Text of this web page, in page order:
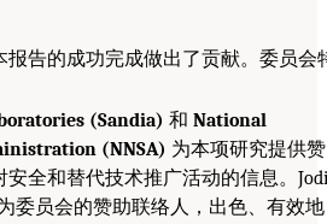
报告的成功完成做出了贡献。委员会
(Sandia) 和 National
(NNSA) 为本项研究提供赞
全和替代技术推广活动的信息。Jodi
委员会的赞助联络人，出色、有效地